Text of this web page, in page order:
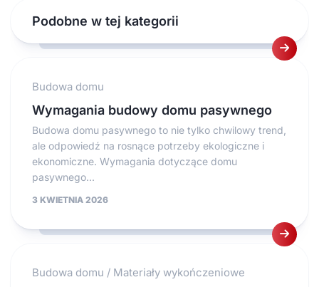
Podobne w tej kategorii
Budowa domu
Wymagania budowy domu pasywnego
Budowa domu pasywnego to nie tylko chwilowy trend,
ale odpowiedź na rosnące potrzeby ekologiczne i
ekonomiczne. Wymagania dotyczące domu
pasywnego...
3 KWIETNIA 2026
Budowa domu / Materiały wykończeniowe